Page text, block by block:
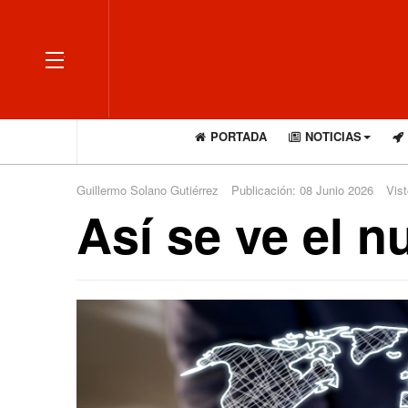
OFF CANVAS
PORTADA NOTICIAS
Guillermo Solano Gutiérrez Publicación: 08 Junio 2026
Así se ve el